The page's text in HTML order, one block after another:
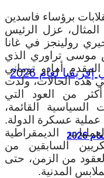
برؤساء فاسدين
عزل الرئيس
رولينجز في غانا
موسى تراوري الذي
أمادو توماني
حتى في هذه الحالات، ولدت
من العود التي
القائمة،
عسكرة الدولة.
الديمقراطية
السابقين من
من الزمن، حتى
المدنية.